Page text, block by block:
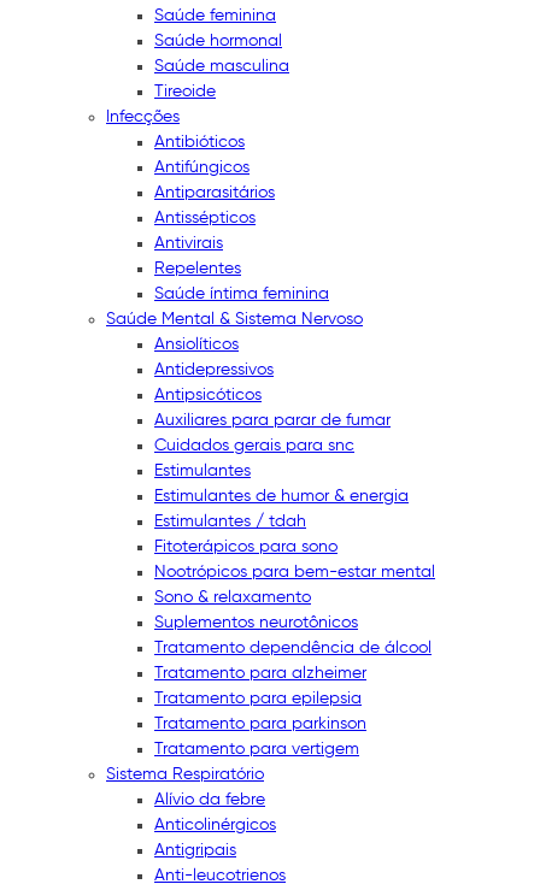
Saúde feminina
Saúde hormonal
Saúde masculina
Tireoide
Infecções
Antibióticos
Antifúngicos
Antiparasitários
Antissépticos
Antivirais
Repelentes
Saúde íntima feminina
Saúde Mental & Sistema Nervoso
Ansiolíticos
Antidepressivos
Antipsicóticos
Auxiliares para parar de fumar
Cuidados gerais para snc
Estimulantes
Estimulantes de humor & energia
Estimulantes / tdah
Fitoterápicos para sono
Nootrópicos para bem-estar mental
Sono & relaxamento
Suplementos neurotônicos
Tratamento dependência de álcool
Tratamento para alzheimer
Tratamento para epilepsia
Tratamento para parkinson
Tratamento para vertigem
Sistema Respiratório
Alívio da febre
Anticolinérgicos
Antigripais
Anti-leucotrienos